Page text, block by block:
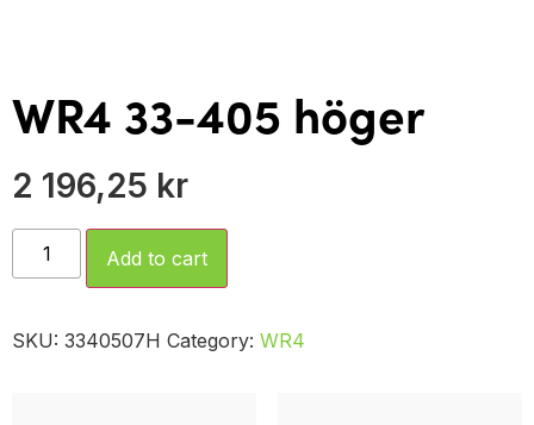
WR4 33-405 höger
2 196,25 kr
Add to cart
SKU: 3340507H Category: WR4